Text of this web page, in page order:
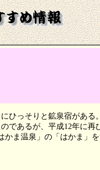
ひっそりと鉱泉宿があ
であるが、平成12年に
ま温泉」の「はかま」